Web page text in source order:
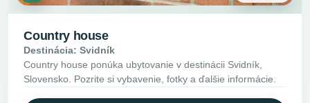
Country house
Destinácia: Svidník
Country house ponúka ubytovanie v destinácii Svidník,
Slovensko. Pozrite si vybavenie, fotky a ďalšie informácie.